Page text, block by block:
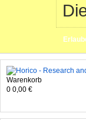
Warenkorb
0 0,00 €